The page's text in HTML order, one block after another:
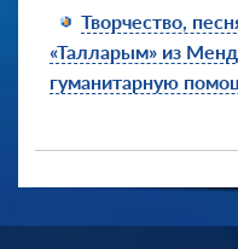
Творчество,
«Талларым» из
гуманитарную